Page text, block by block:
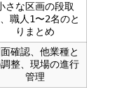
さな区画の段取
職人1〜2名のと
りまとめ
確認、他業種と
整、現場の進行
管理